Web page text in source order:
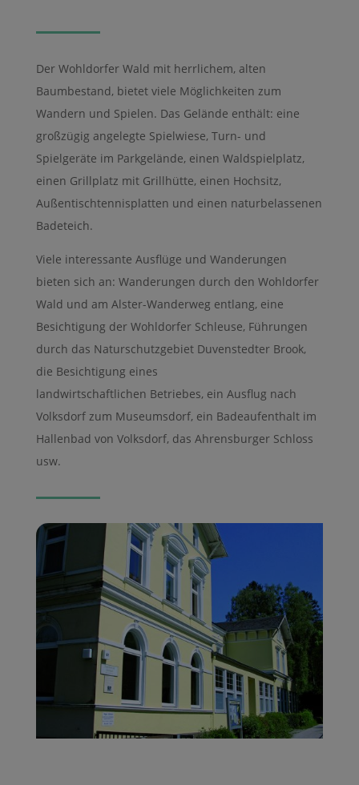
Der Wohldorfer Wald mit herrlichem, alten
Baumbestand, bietet viele Möglichkeiten zum
Wandern und Spielen. Das Gelände enthält: eine
großzügig angelegte Spielwiese, Turn- und
Spielgeräte im Parkgelände, einen Waldspielplatz,
einen Grillplatz mit Grillhütte, einen Hochsitz,
Außentischtennisplatten und einen naturbelassenen
Badeteich.
Viele interessante Ausflüge und Wanderungen
bieten sich an: Wanderungen durch den Wohldorfer
Wald und am Alster-Wanderweg entlang, eine
Besichtigung der Wohldorfer Schleuse, Führungen
durch das Naturschutzgebiet Duvenstedter Brook,
die Besichtigung eines
landwirtschaftlichen Betriebes, ein Ausflug nach
Volksdorf zum Museumsdorf, ein Badeaufenthalt im
Hallenbad von Volksdorf, das Ahrensburger Schloss
usw.